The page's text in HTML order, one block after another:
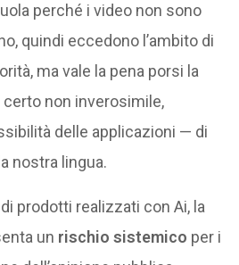
perché i video non sono
quindi eccedono l’ambito di
ma vale la pena porsi la
non inverosimile,
delle applicazioni — di
nostra lingua.
prodotti realizzati con Ai, la
un rischio sistemico per i